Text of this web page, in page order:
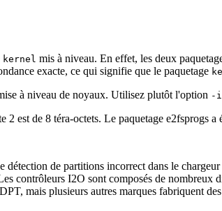
kernel mis à niveau. En effet, les deux
exacte, ce qui signifie que le paquetage
à niveau de noyaux. Utilisez plutôt l'option -i
est de 8 téra-octets. Le paquetage e2fsprogs a
de partitions incorrect dans le
contrôleurs I2O sont composés de
mais plusieurs autres marques fabriquent